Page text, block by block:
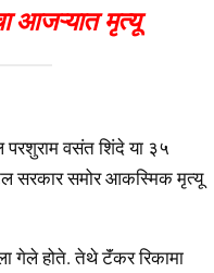
आजऱ्यात मृत्यू
परशुराम वसंत शिंदे या ३५
सरकार समोर आकस्मिक मृत्यू
गेले होते. तेथे टॅंकर रिकामा